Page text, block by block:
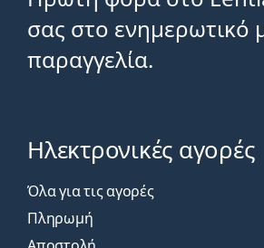
σας στο ενημερωτικό
παραγγελία.
Ηλεκτρονικές αγορές
Όλα για τις αγορές
Πληρωμή